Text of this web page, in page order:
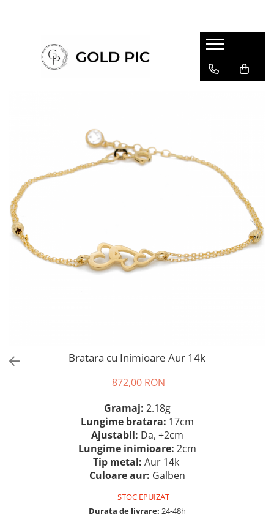
Bratara cu Inimioare Aur 14k
872,00 RON
Gramaj: 2.18g
Lungime bratara: 17cm
Ajustabil: Da, +2cm
Lungime inimioare: 2cm
Tip metal: Aur 14k
Culoare aur: Galben
STOC EPUIZAT
Durata de livrare: 24-48h